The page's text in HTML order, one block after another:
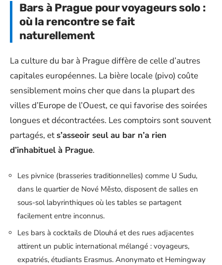
Bars à Prague pour voyageurs solo :
où la rencontre se fait
naturellement
La culture du bar à Prague diffère de celle d’autres
capitales européennes. La bière locale (pivo) coûte
sensiblement moins cher que dans la plupart des
villes d’Europe de l’Ouest, ce qui favorise des soirées
longues et décontractées. Les comptoirs sont souvent
partagés, et s’asseoir seul au bar n’a rien
d’inhabituel à Prague.
Les pivnice (brasseries traditionnelles) comme U Sudu,
dans le quartier de Nové Město, disposent de salles en
sous-sol labyrinthiques où les tables se partagent
facilement entre inconnus.
Les bars à cocktails de Dlouhá et des rues adjacentes
attirent un public international mélangé : voyageurs,
expatriés, étudiants Erasmus. Anonymato et Hemingway